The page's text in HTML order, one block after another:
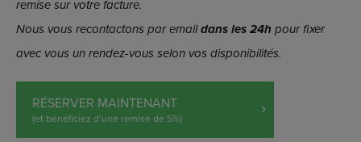
remise sur votre facture.
Nous vous recontactons par emaildans les 24h pour fixer
avec vous un rendez-vous selon vos disponibilités.
RÉSERVER MAINTENANT
(et bénéficiez d’une remise de 5%)